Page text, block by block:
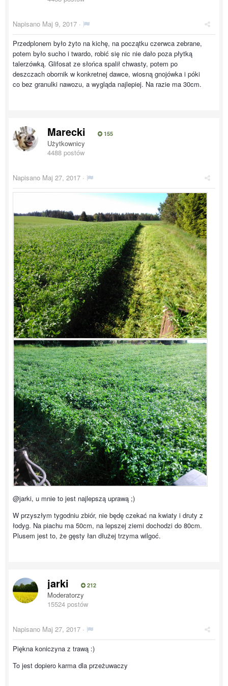
Napisano Maj 9, 2017 ·
Przedplonem było żyto na kichę, na początku czerwca zebrane,
potem było sucho i twardo, robić się nic nie dało poza płytką
talerzówką. Glifosat ze słońca spalił chwasty, potem po
deszczach obornik w konkretnej dawce, wiosną gnojówka i póki
co bez granulki nawozu, a wygląda najlepiej. Na razie ma 30cm.
Marecki 155
Użytkownicy
4488 postów
Napisano Maj 27, 2017 ·
@jarki, u mnie to jest najlepszą uprawą ;)
W przyszłym tygodniu zbiór, nie będę czekać na kwiaty i druty z
łodyg. Na piachu ma 50cm, na lepszej ziemi dochodzi do 80cm.
Plusem jest to, że gęsty łan dłużej trzyma wilgoć.
jarki 212
Moderatorzy
15524 postów
Napisano Maj 27, 2017 ·
Piękna koniczyna z trawą :)
To jest dopiero karma dla przeżuwaczy